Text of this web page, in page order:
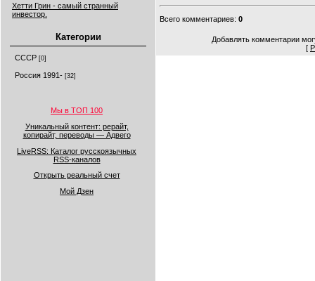
Хетти Грин - самый странный
инвестор.
Категории
СССР [0]
Россия 1991- [32]
Мы в ТОП 100
Уникальный контент: рерайт,
копирайт, переводы — Адвего
LiveRSS: Каталог русскоязычных
RSS-каналов
Открыть реальный счет
Мой Дзен
Всего комментариев: 0
Добавлять комментарии
[